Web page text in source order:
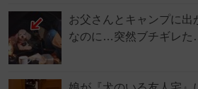
お父さんとキャンプに
なのに…突然ブチギレ